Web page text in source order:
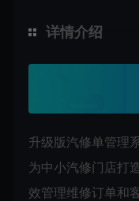
详情介绍
升级版汽修单管理
为中小汽修门店打
效管理维修订单和